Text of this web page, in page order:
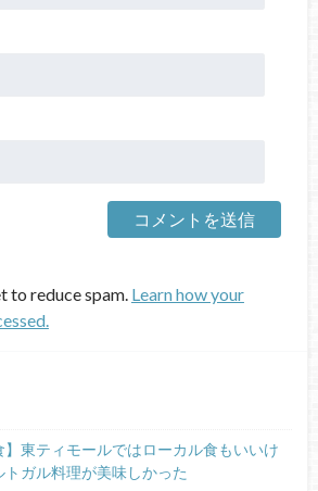
to reduce spam. Learn how your
】東ティモールではローカル食もいいけ
トガル料理が美味しかった